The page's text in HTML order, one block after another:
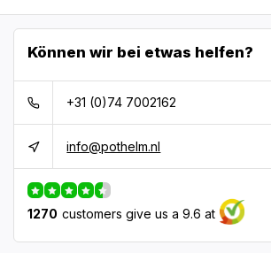
Können wir bei etwas helfen?
+31 (0)74 7002162
info@pothelm.nl
1270 customers give us a 9.6 at